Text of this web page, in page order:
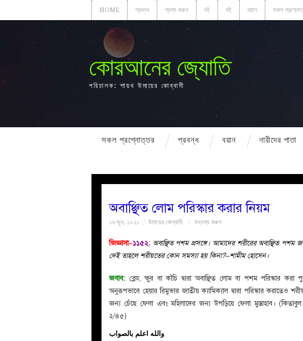
HOME প্রবন্ধ প্রশ্ন করুন বই বই বয়ান সকল
কোরআনের জ্যোতি
পরিচালক: শায়খ উমায়ের কোব্বাদী
সকল প্রশ্নোত্তর প্রবন্ধ বয়ান নারীদের পাতা
অবাঞ্ছিত লোম পরিস্কার করার নিয়ম
১৬ জুন, ২০২১ উমায়ের কোব্বাদী মন্তব্য করুন
জিজ্ঞাসা–১১৫২: অবাঞ্ছিত পশম প্রসঙ্গে। আমাদের শরীরের অবাঞ্ছিত পশম
দেই তাহলে শরীয়তের কোন সমস্যা হয় কিনা?–শামীম হোসেন।
জবাব: ব্লেড, ক্ষুর বা কাঁচি দ্বারা অবাঞ্ছিত লোম বা পশম পরিস্কার
অনুরূপভাবে হেয়ার রিমুভার জাতীয় ক্যামিক্যাল দ্বারা পরিস্কার করাতেও
জন্য চেঁছে ফেলা এবং মহিলাদের জন্য উপড়িয়ে ফেলা মুস্তাহাব।
২/৪৫)
والله اعلم بالصواب